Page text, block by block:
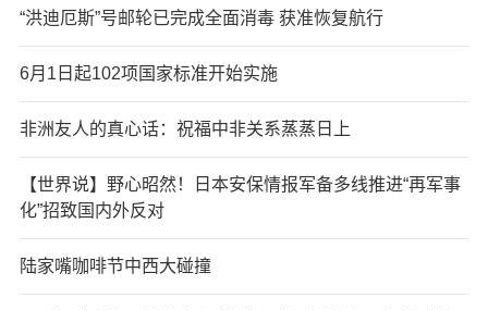
“洪迪厄斯”号邮轮已完成全面消毒 获准恢复航行
6月1日起102项国家标准开始实施
非洲友人的真心话：祝福中非关系蒸蒸日上
【世界说】野心昭然！日本安保情报军备多线推进“再军事
化”招致国内外反对
陆家嘴咖啡节中西大碰撞